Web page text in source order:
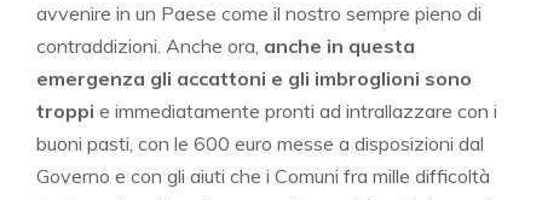
avvenire in un Paese come il nostro sempre pieno di
contraddizioni. Anche ora, anche in questa
emergenza gli accattoni e gli imbroglioni sono
troppi e immediatamente pronti ad intrallazzare con i
buoni pasti, con le 600 euro messe a disposizioni dal
Governo e con gli aiuti che i Comuni fra mille difficoltà